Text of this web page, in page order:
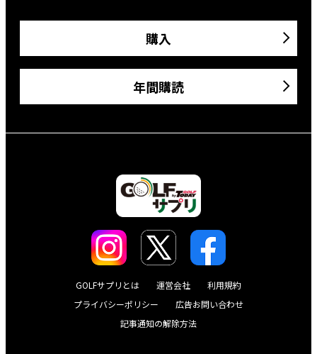
購入
年間購読
GOLFサプリとは 運営会社
利用規約
プライバシーポリシー
広告お問い合わせ
記事通知の解除方法